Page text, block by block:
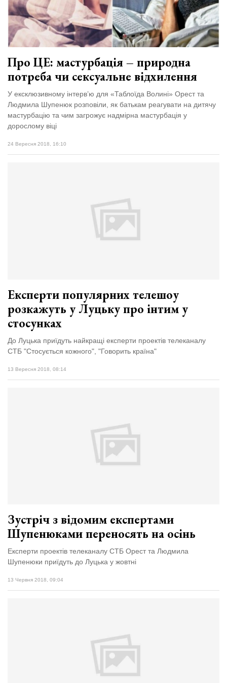
Про ЦЕ: мастурбація – природна
потреба чи сексуальне відхилення
У ексклюзивному інтерв’ю для «Таблоїда Волині» Орест та
Людмила Шупенюк розповіли, як батькам реагувати на дитячу
мастурбацію та чим загрожує надмірна мастурбація у
дорослому віці
24 Вересня 2018, 16:10
Експерти популярних телешоу
розкажуть у Луцьку про інтим у
стосунках
До Луцька приїдуть найкращі експерти проектів телеканалу
СТБ "Стосується кожного", "Говорить країна"
13 Вересня 2018, 08:14
Зустріч з відомим експертами
Шупенюками переносять на осінь
Експерти проектів телеканалу СТБ Орест та Людмила
Шупенюки приїдуть до Луцька у жовтні
13 Червня 2018, 09:04